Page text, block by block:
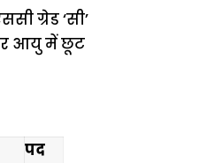
ग्रेड ‘सी’
आयु में छूट
पद